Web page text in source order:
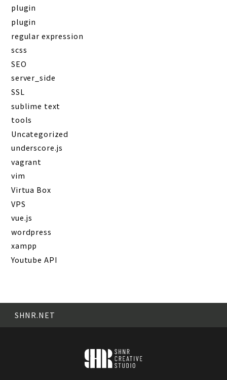
plugin
plugin
regular expression
scss
SEO
server_side
SSL
sublime text
tools
Uncategorized
underscore.js
vagrant
vim
Virtua Box
VPS
vue.js
wordpress
xampp
Youtube API
SHNR.NET